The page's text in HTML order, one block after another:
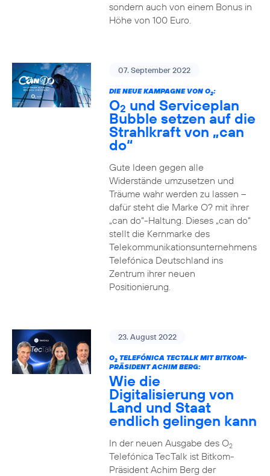
sondern auch von einem Bonus in
Höhe von 100 Euro.
07. September 2022
DIE NEUE KAMPAGNE VON O2:
O2 und Serviceplan
Bubble setzen auf die
Strahlkraft von „can
do“
Gute Ideen gegen alle
Widerstände umzusetzen und
Träume wahr werden zu lassen –
dafür steht die Marke O? mit ihrer
„can do“-Haltung. Dieses „can do“
stellt die Kernmarke des
Telekommunikationsunternehmens
Telefónica Deutschland ins
Zentrum ihrer neuen
Positionierung.
23. August 2022
O2TELEFÓNICA TECTALK MIT BITKOM-
PRÄSIDENT ACHIM BERG:
Wie die
Digitalisierung von
Land und Staat
endlich gelingen kann
In der neuen Ausgabe des O2
Telefónica TecTalk ist Bitkom-
Präsident Achim Berg der